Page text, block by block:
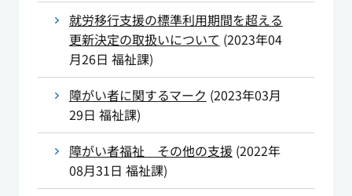
就労移行支援の標準利用期間を超える
更新決定の取扱いについて (2023年04
月26日 福祉課)
障がい者に関するマーク (2023年03月
29日 福祉課)
障がい者福祉 その他の支援(2022年
08月31日 福祉課)